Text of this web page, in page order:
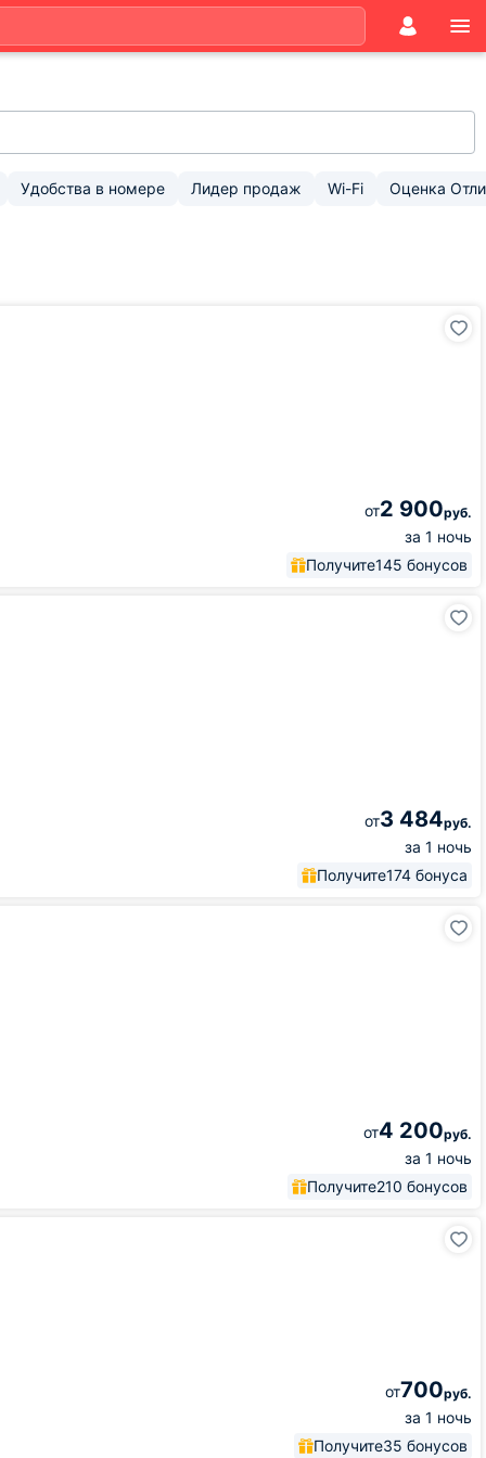
Удобства в номере Лидер продаж Wi-Fi Оценка
от2 900руб.
за 1 ночь
Получите145 бонусов
от3 484руб.
за 1 ночь
Получите174 бонуса
от4 200руб.
за 1 ночь
Получите210 бонусов
от700руб.
за 1 ночь
Получите35 бонусов